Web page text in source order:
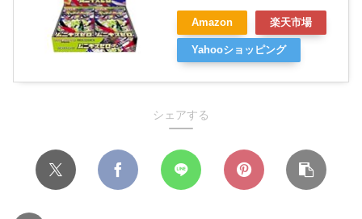
Amazon 楽天市場
Yahooショッピング
シェアする